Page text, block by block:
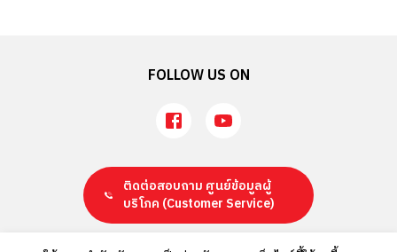
FOLLOW US ON
ติดต่อสอบถาม ศูนย์ข้อมูลผู้
บริโภค (Customer Service)